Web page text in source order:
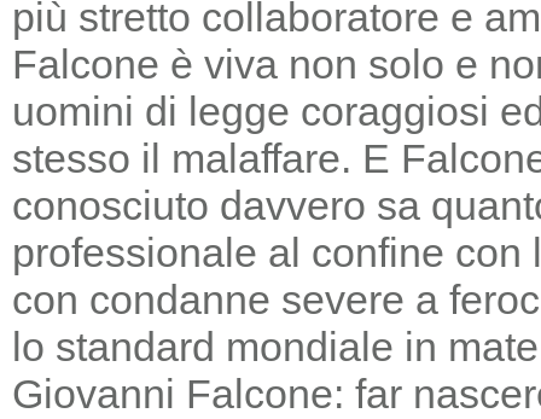
più stretto collaboratore e
Falcone è viva non solo e
uomini di legge coraggiosi
stesso il malaffare. E
conosciuto davvero sa
professionale al confine
con condanne severe a
lo standard mondiale in
Giovanni Falcone: far